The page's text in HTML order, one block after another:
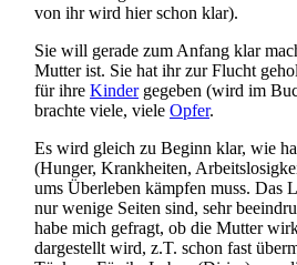
von ihr wird hier schon klar).
Sie will gerade zum Anfang klar
Mutter ist. Sie hat ihr zur Flucht
für ihre Kindergegeben (wird im
brachte viele, viele Opfer.
Es wird gleich zu Beginn klar, wie
(Hunger, Krankheiten,
ums Überleben kämpfen muss. Das
nur wenige Seiten sind, sehr
habe mich gefragt, ob die Mutter
dargestellt wird, z.T. schon fast